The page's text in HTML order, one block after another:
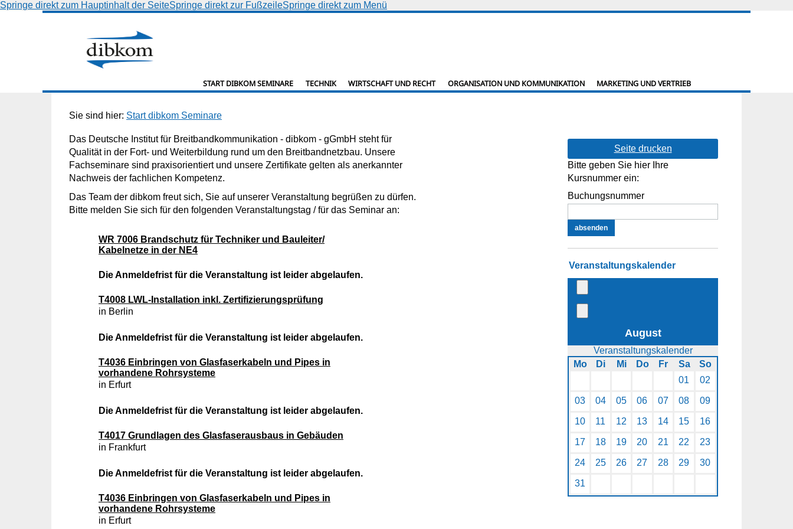
Springe direkt zum Hauptinhalt der SeiteSpringe direkt zur FußzeileSpringe direkt zum Menü
START DIBKOM SEMINARE TECHNIK WIRTSCHAFT UND RECHT ORGANISATION UND KOMMUNIKATION MARKETING UND VERTRIEB
Sie sind hier: Start dibkom Seminare
Das Deutsche Institut für Breitbandkommunikation - dibkom - gGmbH steht für
Qualität in der Fort- und Weiterbildung rund um den Breitbandnetzbau. Unsere
Fachseminare sind praxisorientiert und unsere Zertifikate gelten als anerkannter
Nachweis der fachlichen Kompetenz.
Das Team der dibkom freut sich, Sie auf unserer Veranstaltung begrüßen zu dürfen.
Bitte melden Sie sich für den folgenden Veranstaltungstag / für das Seminar an:
WR 7006 Brandschutz für Techniker und Bauleiter/
Kabelnetze in der NE4
Die Anmeldefrist für die Veranstaltung ist leider abgelaufen.
T4008 LWL-Installation inkl. Zertifizierungsprüfung
in Berlin
Die Anmeldefrist für die Veranstaltung ist leider abgelaufen.
T4036 Einbringen von Glasfaserkabeln und Pipes in
vorhandene Rohrsysteme
in Erfurt
Die Anmeldefrist für die Veranstaltung ist leider abgelaufen.
T4017 Grundlagen des Glasfaserausbaus in Gebäuden
in Frankfurt
Die Anmeldefrist für die Veranstaltung ist leider abgelaufen.
T4036 Einbringen von Glasfaserkabeln und Pipes in
vorhandene Rohrsysteme
in Erfurt
Seite drucken
Bitte geben Sie hier Ihre
Kursnummer ein:
Buchungsnummer
Veranstaltungs­kalender
August
Veranstaltungskalender
Mo
Di Mi Do Fr Sa
So
01
02
03 04 05 06 07 08 09
10 11 12 13 14 15 16
17 18 19 20 21 22 23
24 25 26 27 28 29 30
31